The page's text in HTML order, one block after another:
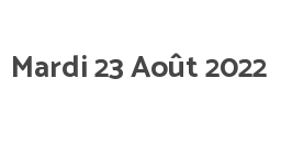
Mardi 23 Août 2022